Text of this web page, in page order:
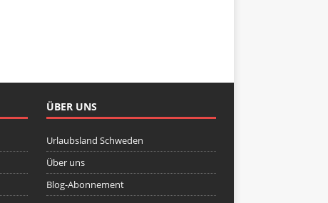
ÜBER UNS
Urlaubsland Schweden
Über uns
Blog-Abonnement